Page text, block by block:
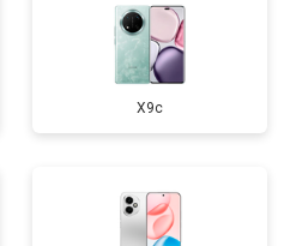
X9c